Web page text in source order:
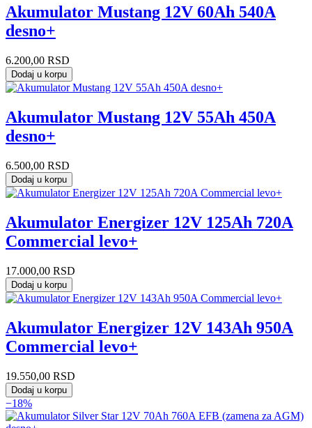
Akumulator Mustang 12V 60Ah 540A
desno+
6.200,00 RSD
Dodaj u korpu
Akumulator Mustang 12V 55Ah 450A
desno+
6.500,00 RSD
Dodaj u korpu
Akumulator Energizer 12V 125Ah 720A
Commercial levo+
17.000,00 RSD
Dodaj u korpu
Akumulator Energizer 12V 143Ah 950A
Commercial levo+
19.550,00 RSD
Dodaj u korpu
−18%